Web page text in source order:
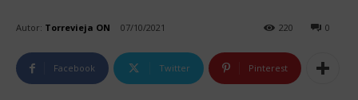
Autor: Torrevieja ON 07/10/2021 0
220
Facebook Twitter Pinterest